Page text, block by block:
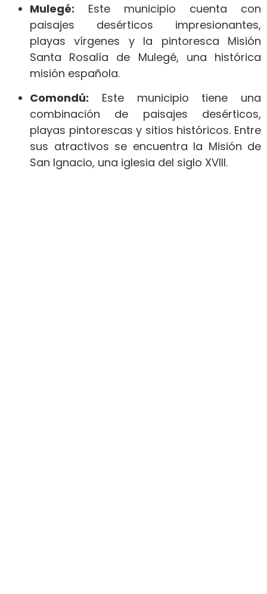
Mulegé: Este municipio cuenta con
paisajes desérticos impresionantes,
playas vírgenes y la pintoresca Misión
Santa Rosalía de Mulegé, una histórica
misión española.
Comondú: Este municipio tiene una
combinación de paisajes desérticos,
playas pintorescas y sitios históricos. Entre
sus atractivos se encuentra la Misión de
San Ignacio, una iglesia del siglo XVIII.